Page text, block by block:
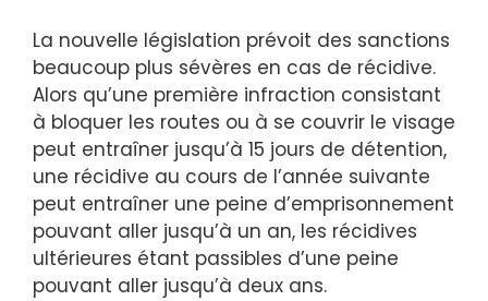
La nouvelle législation prévoit des sanctions
beaucoup plus sévères en cas de récidive.
Alors qu’une première infraction consistant
à bloquer les routes ou à se couvrir le visage
peut entraîner jusqu’à 15 jours de détention,
une récidive au cours de l’année suivante
peut entraîner une peine d’emprisonnement
pouvant aller jusqu’à un an, les récidives
ultérieures étant passibles d’une peine
pouvant aller jusqu’à deux ans.